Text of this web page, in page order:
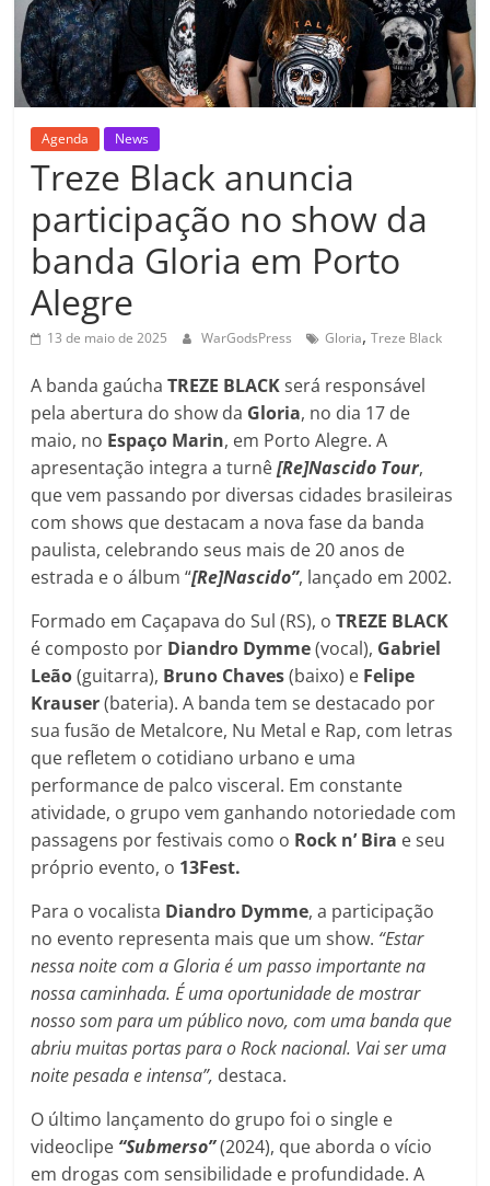
Agenda News
Treze Black anuncia
participação no show da
banda Gloria em Porto
Alegre
13 de maio de 2025 WarGodsPress Gloria,Treze Black
A banda gaúchaTREZE BLACKserá responsável
pela abertura do show da Gloria, no dia 17 de
maio, no Espaço Marin, em Porto Alegre. A
apresentação integra a turnê[Re]Nascido Tour,
que vem passando por diversas cidades brasileiras
com shows que destacam a nova fase da banda
paulista, celebrando seus mais de 20 anos de
estrada e o álbum “[Re]Nascido”, lançado em 2002.
Formado em Caçapava do Sul (RS), oTREZE BLACK
é composto por Diandro Dymme(vocal), Gabriel
Leão(guitarra), Bruno Chaves(baixo) e Felipe
Krauser(bateria). A banda tem se destacado por
sua fusão de Metalcore, Nu Metal e Rap, com letras
que refletem o cotidiano urbano e uma
performance de palco visceral. Em constante
atividade, o grupo vem ganhando notoriedade com
passagens por festivais como o Rock n’ Bira e seu
próprio evento, o 13Fest.
Para o vocalista Diandro Dymme, a participação
no evento representa mais que um show. “Estar
nessa noite com a Gloria é um passo importante na
nossa caminhada. É uma oportunidade de mostrar
nosso som para um público novo, com uma banda que
abriu muitas portas para o Rock nacional. Vai ser uma
noite pesada e intensa”, destaca.
O último lançamento do grupo foi o single e
videoclipe “Submerso”(2024), que aborda o vício
em drogas com sensibilidade e profundidade. A